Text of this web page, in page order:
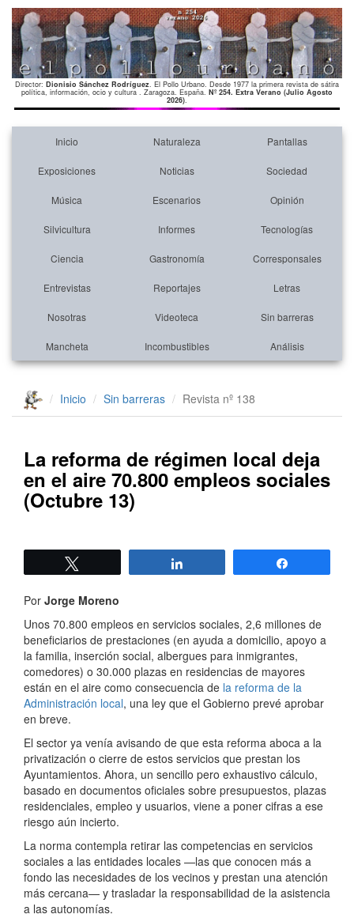
Director: Dionisio Sánchez Rodríguez. El Pollo Urbano. Desde 1977 la primera revista de sátira
política, información, ocio y cultura . Zaragoza. España. Nº 254. Extra Verano (Julio Agosto
2026).
Inicio Naturaleza Pantallas
Exposiciones Noticias Sociedad
Música Escenarios Opinión
Silvicultura Informes Tecnologías
Ciencia Gastronomía Corresponsales
Entrevistas Reportajes Letras
Nosotras Videoteca Sin barreras
Mancheta Incombustibles Análisis
Inicio Sin barreras Revista nº 138
La reforma de régimen local deja
en el aire 70.800 empleos sociales
(Octubre 13)
Por Jorge Moreno
Unos 70.800 empleos en servicios sociales, 2,6 millones de
beneficiarios de prestaciones (en ayuda a domicilio, apoyo a
la familia, inserción social, albergues para inmigrantes,
comedores) o 30.000 plazas en residencias de mayores
están en el aire como consecuencia de la reforma de la
Administración local, una ley que el Gobierno prevé aprobar
en breve.
El sector ya venía avisando de que esta reforma aboca a la
privatización o cierre de estos servicios que prestan los
Ayuntamientos. Ahora, un sencillo pero exhaustivo cálculo,
basado en documentos oficiales sobre presupuestos, plazas
residenciales, empleo y usuarios, viene a poner cifras a ese
riesgo aún incierto.
La norma contempla retirar las competencias en servicios
sociales a las entidades locales —las que conocen más a
fondo las necesidades de los vecinos y prestan una atención
más cercana— y trasladar la responsabilidad de la asistencia
a las autonomías.